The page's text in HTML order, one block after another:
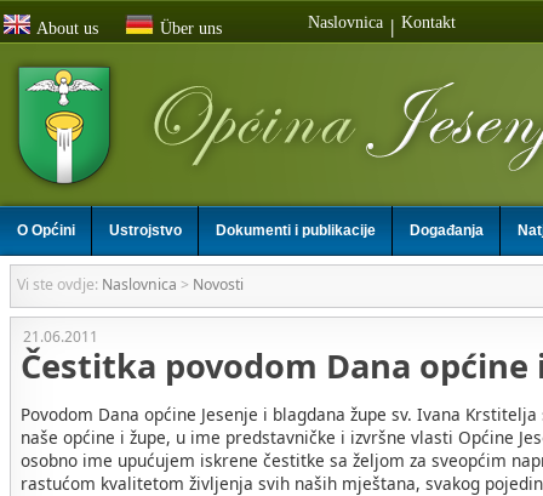
About us Über uns Naslovnica | Kontakt
O Općini Ustrojstvo Dokumenti i publikacije Događanja
Vi ste ovdje: Naslovnica > Novosti
21.06.2011
Čestitka povodom Dana općine
Povodom Dana općine Jesenje i blagdana župe sv. Ivana
naše općine i župe, u ime predstavničke i izvršne vlasti Općine
osobno ime upućujem iskrene čestitke sa željom za sveopćim
rastućom kvalitetom življenja svih naših mještana, svakog